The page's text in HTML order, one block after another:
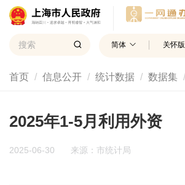
简体 关怀版
首页 信息公开 统计数据 数据集
2025年1-5月利用外资
2025-06-30 来源：市统计局